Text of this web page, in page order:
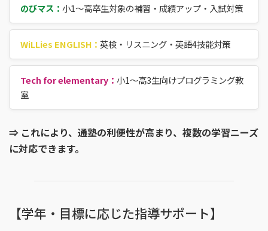
のびマス： 小1～高卒生対象の補習・成績アップ・入試対策
WiLLies ENGLISH： 英検・リスニング・英語4技能対策
Tech for elementary： 小1～高3生向けプログラミング教
室
⇒ これにより、通塾の利便性が高まり、複数の学習ニーズ
に対応できます。
【学年・目標に応じた指導サポート】